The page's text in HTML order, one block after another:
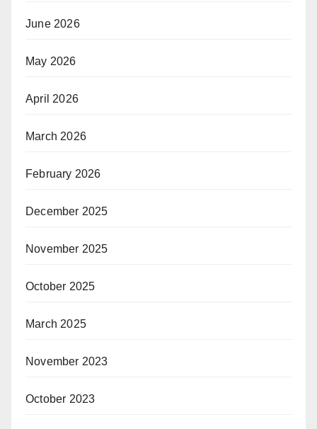
June 2026
May 2026
April 2026
March 2026
February 2026
December 2025
November 2025
October 2025
March 2025
November 2023
October 2023